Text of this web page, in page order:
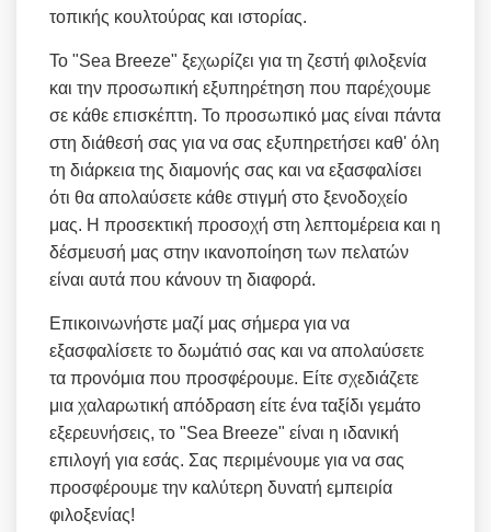
τοπικής κουλτούρας και ιστορίας.
Το "Sea Breeze" ξεχωρίζει για τη ζεστή φιλοξενία
και την προσωπική εξυπηρέτηση που παρέχουμε
σε κάθε επισκέπτη. Το προσωπικό μας είναι πάντα
στη διάθεσή σας για να σας εξυπηρετήσει καθ' όλη
τη διάρκεια της διαμονής σας και να εξασφαλίσει
ότι θα απολαύσετε κάθε στιγμή στο ξενοδοχείο
μας. Η προσεκτική προσοχή στη λεπτομέρεια και η
δέσμευσή μας στην ικανοποίηση των πελατών
είναι αυτά που κάνουν τη διαφορά.
Επικοινωνήστε μαζί μας σήμερα για να
εξασφαλίσετε το δωμάτιό σας και να απολαύσετε
τα προνόμια που προσφέρουμε. Είτε σχεδιάζετε
μια χαλαρωτική απόδραση είτε ένα ταξίδι γεμάτο
εξερευνήσεις, το "Sea Breeze" είναι η ιδανική
επιλογή για εσάς. Σας περιμένουμε για να σας
προσφέρουμε την καλύτερη δυνατή εμπειρία
φιλοξενίας!